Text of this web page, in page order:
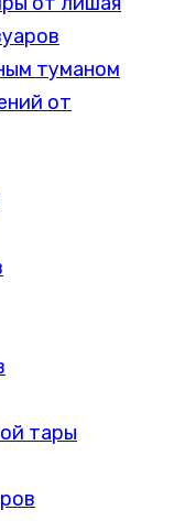
туманом
от
тары